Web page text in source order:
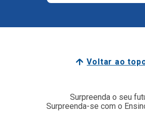
Voltar ao
Surpreenda o seu
Surpreenda-se com o